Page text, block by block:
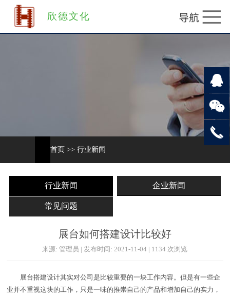
欣德文化
首页 >> 行业新闻
行业新闻 企业新闻
常见问题
展台如何搭建设计比较好
来源: 管理员 | 发布时间: 2021-11-04 | 1134 次浏览
展台搭建设计其实对公司是比较重要的一块工作内容。但是有一些企
业并不重视这块的工作，只是一味的推崇自己的产品和增加自己的实力，